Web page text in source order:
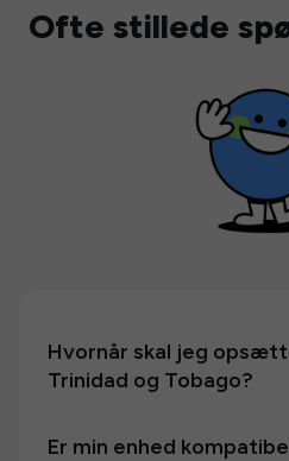
Ofte stillede
Hvornår skal jeg
Trinidad og Tobago?
Er min enhed